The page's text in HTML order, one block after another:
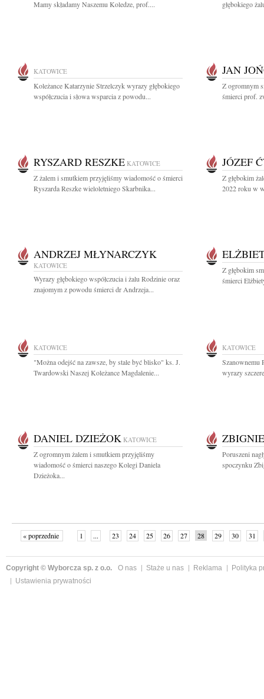
Mamy składamy Naszemu Koledze, prof....
głębokiego
KATOWICE
Koleżance Katarzynie Strzelczyk wyrazy głębokiego
współczucia i słowa wsparcia z powodu...
JAN
Z ogromnym
śmierci prof.
RYSZARD RESZKE KATOWICE
Z żalem i smutkiem przyjęliśmy wiadomość o śmierci
Ryszarda Reszke wieloletniego Skarbnika...
JÓZEF
Z głębokim
2022 roku w
ANDRZEJ MŁYNARCZYK
KATOWICE
Wyrazy głębokiego współczucia i żalu Rodzinie oraz
znajomym z powodu śmierci dr Andrzeja...
Z głębokim
śmierci
KATOWICE
"Można odejść na zawsze, by stale być blisko" ks. J.
Twardowski Naszej Koleżance Magdalenie...
KATOWICE
Szanownemu
wyrazy
DANIEL DZIEŻOK KATOWICE
Z ogromnym żalem i smutkiem przyjęliśmy
wiadomość o śmierci naszego Kolegi Daniela
Dzieżoka...
Poruszeni
spoczynku
« poprzednie 1 ... 23 24 25 26 27 28 29 30
31
Copyright © Wyborcza sp. z o.o. O nas Staże u nas Reklama
Polityka
Ustawienia prywatności